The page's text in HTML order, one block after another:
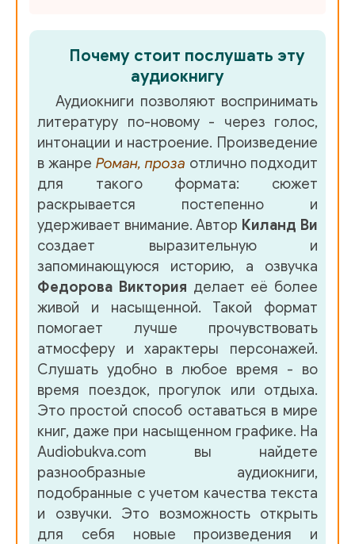
Почему стоит послушать эту
аудиокнигу
Аудиокниги позволяют воспринимать
литературу по-новому - через голос,
интонации и настроение. Произведение
в жанре Роман, проза отлично подходит
для такого формата: сюжет
раскрывается постепенно и
удерживает внимание. Автор Киланд Ви
создает выразительную и
запоминающуюся историю, а озвучка
Федорова Виктория делает её более
живой и насыщенной. Такой формат
помогает лучше прочувствовать
атмосферу и характеры персонажей.
Слушать удобно в любое время - во
время поездок, прогулок или отдыха.
Это простой способ оставаться в мире
книг, даже при насыщенном графике. На
Audiobukva.com вы найдете
разнообразные аудиокниги,
подобранные с учетом качества текста
и озвучки. Это возможность открыть
для себя новые произведения и